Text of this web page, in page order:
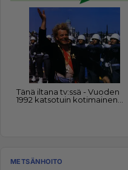
METSÄNHOITO